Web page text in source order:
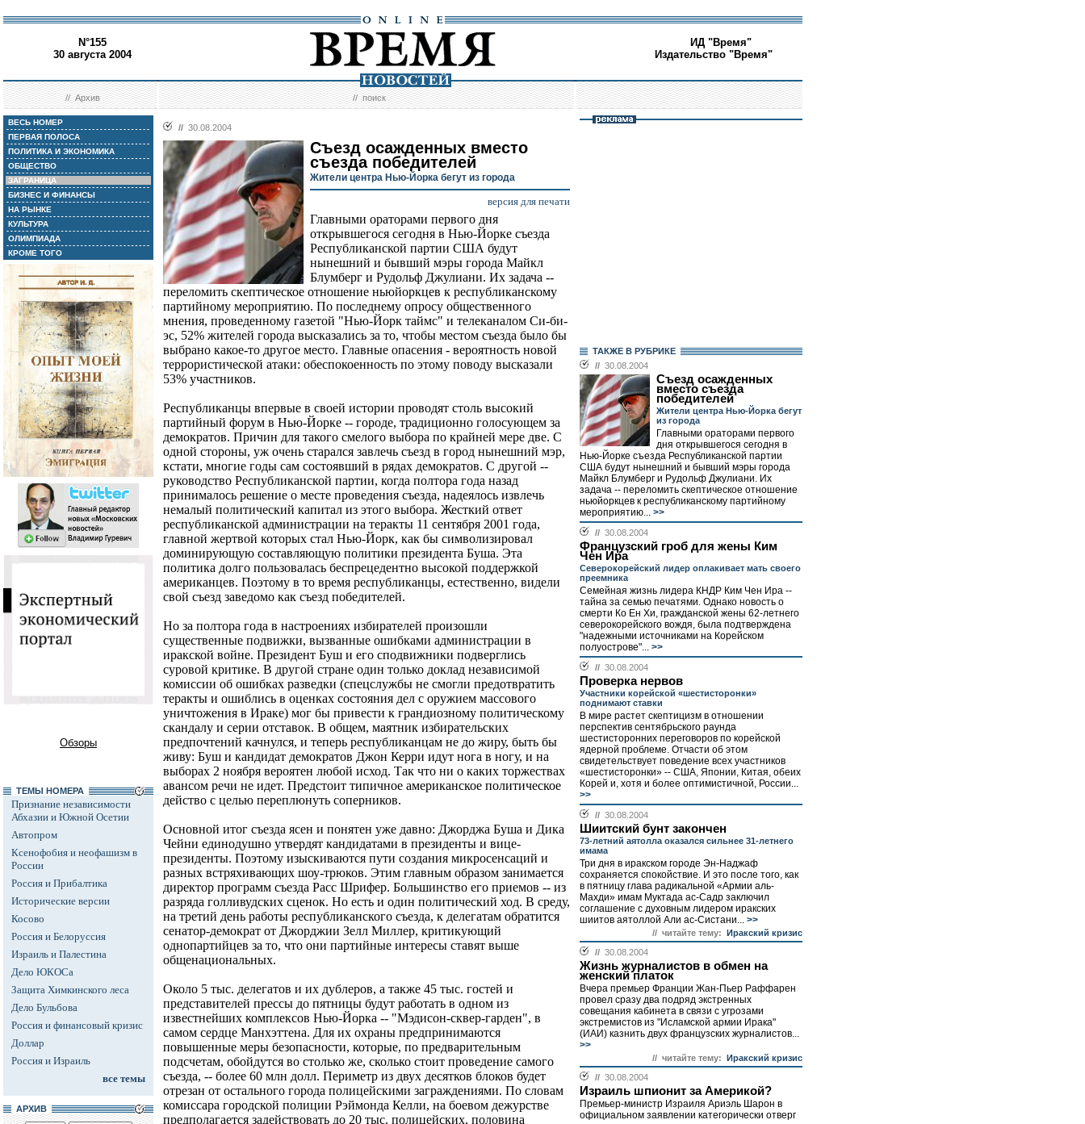
N°155
30 августа 2004
ИД "Время"
Издательство "Время"
//Архив //поиск
ВЕСЬ НОМЕР
ПЕРВАЯ ПОЛОСА
ПОЛИТИКА И ЭКОНОМИКА
ОБЩЕСТВО
ЗАГРАНИЦА
БИЗНЕС И ФИНАНСЫ
НА РЫНКЕ
КУЛЬТУРА
ОЛИМПИАДА
КРОМЕ ТОГО
Обзоры
ТЕМЫ НОМЕРА
Признание независимости
Абхазии и Южной Осетии
Автопром
Ксенофобия и неофашизм в
России
Россия и Прибалтика
Исторические версии
Косово
Россия и Белоруссия
Израиль и Палестина
Дело ЮКОСа
Защита Химкинского леса
Дело Бульбова
Россия и финансовый кризис
Доллар
Россия и Израиль
все темы
АРХИВ
// 30.08.2004
Съезд осажденных вместо
съезда победителей
Жители центра Нью-Йорка бегут из города
версия для печати
Главными ораторами первого дня
открывшегося сегодня в Нью-Йорке съезда
Республиканской партии США будут
нынешний и бывший мэры города Майкл
Блумберг и Рудольф Джулиани. Их задача --
переломить скептическое отношение ньюйоркцев к республиканскому
партийному мероприятию. По последнему опросу общественного
мнения, проведенному газетой "Нью-Йорк таймс" и телеканалом Си-би-
эс, 52% жителей города высказались за то, чтобы местом съезда было бы
выбрано какое-то другое место. Главные опасения - вероятность новой
террористической атаки: обеспокоенность по этому поводу высказали
53% участников.
Республиканцы впервые в своей истории проводят столь высокий
партийный форум в Нью-Йорке -- городе, традиционно голосующем за
демократов. Причин для такого смелого выбора по крайней мере две. С
одной стороны, уж очень старался завлечь съезд в город нынешний мэр,
кстати, многие годы сам состоявший в рядах демократов. С другой --
руководство Республиканской партии, когда полтора года назад
принималось решение о месте проведения съезда, надеялось извлечь
немалый политический капитал из этого выбора. Жесткий ответ
республиканской администрации на теракты 11 сентября 2001 года,
главной жертвой которых стал Нью-Йорк, как бы символизировал
доминирующую составляющую политики президента Буша. Эта
политика долго пользовалась беспрецедентно высокой поддержкой
американцев. Поэтому в то время республиканцы, естественно, видели
свой съезд заведомо как съезд победителей.
Но за полтора года в настроениях избирателей произошли
существенные подвижки, вызванные ошибками администрации в
иракской войне. Президент Буш и его сподвижники подверглись
суровой критике. В другой стране один только доклад независимой
комиссии об ошибках разведки (спецслужбы не смогли предотвратить
теракты и ошиблись в оценках состояния дел с оружием массового
уничтожения в Ираке) мог бы привести к грандиозному политическому
скандалу и серии отставок. В общем, маятник избирательских
предпочтений качнулся, и теперь республиканцам не до жиру, быть бы
живу: Буш и кандидат демократов Джон Керри идут нога в ногу, и на
выборах 2 ноября вероятен любой исход. Так что ни о каких торжествах
авансом речи не идет. Предстоит типичное американское политическое
действо с целью переплюнуть соперников.
Основной итог съезда ясен и понятен уже давно: Джорджа Буша и Дика
Чейни единодушно утвердят кандидатами в президенты и вице-
президенты. Поэтому изыскиваются пути создания микросенсаций и
разных встряхивающих шоу-трюков. Этим главным образом занимается
директор программ съезда Расс Шрифер. Большинство его приемов -- из
разряда голливудских сценок. Но есть и один политический ход. В среду,
на третий день работы республиканского съезда, к делегатам обратится
сенатор-демократ от Джорджии Зелл Миллер, критикующий
однопартийцев за то, что они партийные интересы ставят выше
общенациональных.
Около 5 тыс. делегатов и их дублеров, а также 45 тыс. гостей и
представителей прессы до пятницы будут работать в одном из
известнейших комплексов Нью-Йорка -- "Мэдисон-сквер-гарден", в
самом сердце Манхэттена. Для их охраны предпринимаются
повышенные меры безопасности, которые, по предварительным
подсчетам, обойдутся во столько же, сколько стоит проведение самого
съезда, -- более 60 млн долл. Периметр из двух десятков блоков будет
отрезан от остального города полицейскими заграждениями. По словам
комиссара городской полиции Рэймонда Келли, на боевом дежурстве
предполагается задействовать до 20 тыс. полицейских, половина
ТАКЖЕ В РУБРИКЕ
// 30.08.2004
Съезд осажденных
вместо съезда
победителей
Жители центра Нью-Йорка бегут
из города
Главными ораторами первого
дня открывшегося сегодня в
Нью-Йорке съезда Республиканской партии
США будут нынешний и бывший мэры города
Майкл Блумберг и Рудольф Джулиани. Их
задача -- переломить скептическое отношение
ньюйоркцев к республиканскому партийному
мероприятию... >>
// 30.08.2004
Французский гроб для жены Ким
Чен Ира
Северокорейский лидер оплакивает мать своего
преемника
Семейная жизнь лидера КНДР Ким Чен Ира --
тайна за семью печатями. Однако новость о
смерти Ко Ен Хи, гражданской жены 62-летнего
северокорейского вождя, была подтверждена
"надежными источниками на Корейском
полуострове"... >>
// 30.08.2004
Проверка нервов
Участники корейской «шестисторонки»
поднимают ставки
В мире растет скептицизм в отношении
перспектив сентябрьского раунда
шестисторонних переговоров по корейской
ядерной проблеме. Отчасти об этом
свидетельствует поведение всех участников
«шестисторонки» -- США, Японии, Китая, обеих
Корей и, хотя и более оптимистичной, России...
>>
// 30.08.2004
Шиитский бунт закончен
73-летний аятолла оказался сильнее 31-летнего
имама
Три дня в иракском городе Эн-Наджаф
сохраняется спокойствие. И это после того, как
в пятницу глава радикальной «Армии аль-
Махди» имам Муктада ас-Садр заключил
соглашение с духовным лидером иракских
шиитов аятоллой Али ас-Систани... >>
// читайте тему: Иракский кризис
// 30.08.2004
Жизнь журналистов в обмен на
женский платок
Вчера премьер Франции Жан-Пьер Раффарен
провел сразу два подряд экстренных
совещания кабинета в связи с угрозами
экстремистов из "Исламской армии Ирака"
(ИАИ) казнить двух французских журналистов...
>>
// читайте тему: Иракский кризис
// 30.08.2004
Израиль шпионит за Америкой?
Премьер-министр Израиля Ариэль Шарон в
официальном заявлении категорически отверг